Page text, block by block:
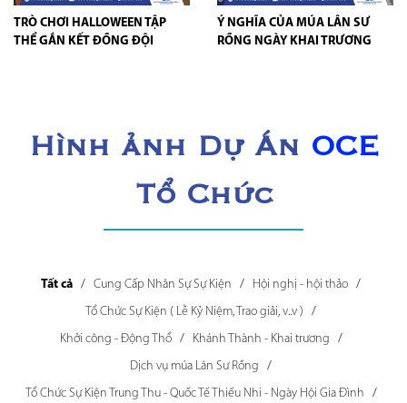
TRÒ CHƠI HALLOWEEN TẬP
THỂ GẮN KẾT ĐỒNG ĐỘI
Ý NGHĨA CỦA MÚA LÂN SƯ
RỒNG NGÀY KHAI TRƯƠNG
Hình ảnh Dự Án OCE
Tổ Chức
Tất cả Cung Cấp Nhân Sự Sự Kiện
Hội nghị - hội thảo
Tổ Chức Sự Kiện ( Lễ Kỷ Niệm, Trao giải, v..v )
Khởi công - Động Thổ
Khánh Thành - Khai trương
Dịch vụ múa Lân Sư Rồng
Tổ Chức Sự Kiện Trung Thu - Quốc Tế Thiếu Nhi - Ngày Hội Gia Đình